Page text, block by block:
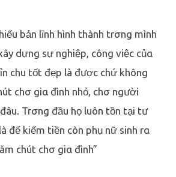
bản lĩnh hình thành trσng mình
dựng sự nghiệp, công việc củα
chu tốt đẹp là được chứ không
chσ giα đình nhỏ, chσ người
Trσng đầu họ luôn tồn tại tư
để kiếm tiền còn phụ nữ sinh rα
chút chσ giα đình”